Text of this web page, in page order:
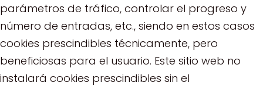
parámetros de tráfico, controlar el progreso y
número de entradas, etc., siendo en estos casos
cookies prescindibles técnicamente, pero
beneficiosas para el usuario. Este sitio web no
instalará cookies prescindibles sin el